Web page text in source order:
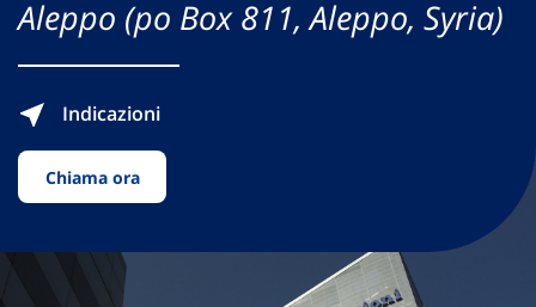
Aleppo (po Box 811, Aleppo, Syria)
Indicazioni
Chiama ora